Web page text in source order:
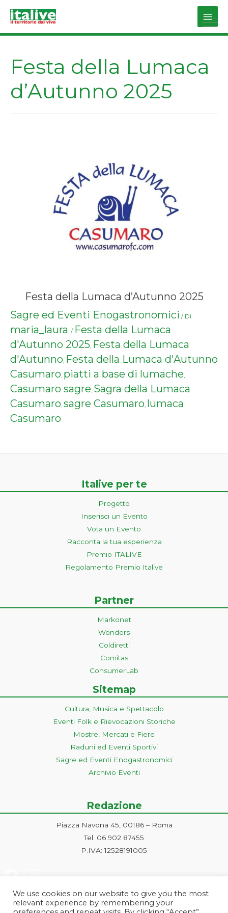
Main
Festa della Lumaca
d’Autunno 2025
Festa della Lumaca d’Autunno 2025
Sagre ed Eventi Enogastronomici / Di
maria_laura / Festa della Lumaca
d'Autunno 2025, Festa della Lumaca
d'Autunno, Festa della Lumaca d'Autunno
Casumaro, piatti a base di lumache,
Casumaro sagre, Sagra della Lumaca
Casumaro, sagre Casumaro,
lumaca
Casumaro
Italive per te
Progetto
Inserisci un Evento
Vota un Evento
Racconta la tua esperienza
Premio ITALIVE
Regolamento Premio Italive
Partner
Markonet
Wonders
Coldiretti
Comitas
ConsumerLab
Sitemap
Cultura, Musica e Spettacolo
Eventi Folk e Rievocazioni Storiche
Mostre, Mercati e Fiere
Raduni ed Eventi Sportivi
Sagre ed Eventi Enogastronomici
Archivio Eventi
Redazione
Piazza Navona 45, 00186 – Roma
Tel. 06 902 87455
P.IVA: 12528191005
We use cookies on our website to give you the most
relevant experience by remembering your